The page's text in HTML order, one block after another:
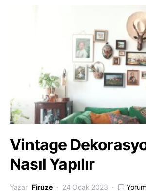
Vintage
Nasıl Yapılır
Yazar Firuze 24 Ocak 2023